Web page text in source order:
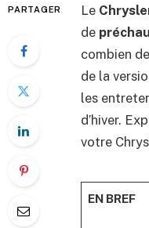
PARTAGER Le
de
combien de
de la
les
d’hiver.
votre
EN BREF